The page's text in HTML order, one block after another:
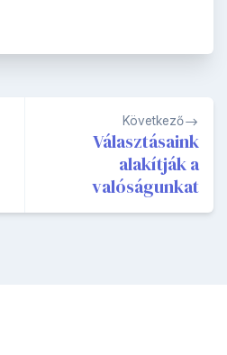
Következő
Választásaink
alakítják a
valóságunkat